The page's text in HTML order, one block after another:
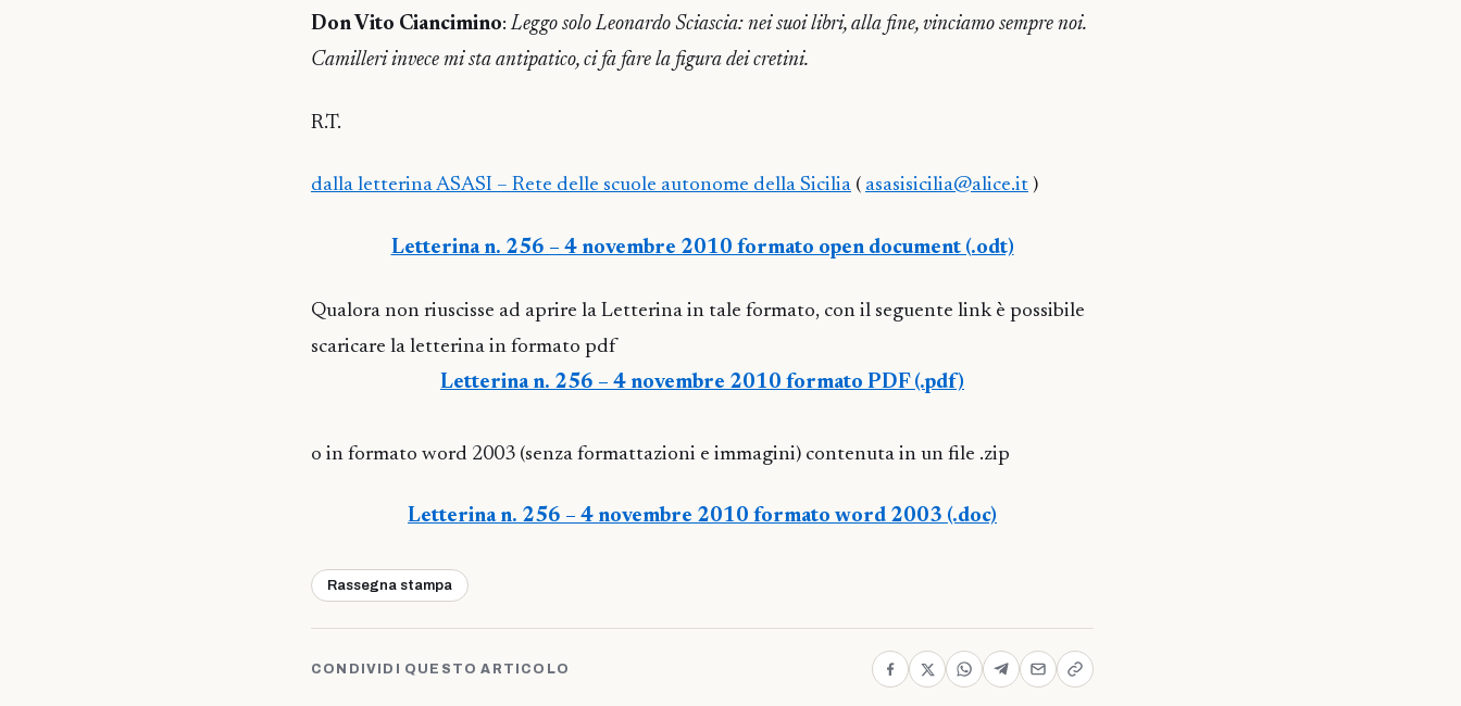
Don Vito Ciancimino:Leggo solo Leonardo Sciascia: nei suoi libri, alla fine, vinciamo sempre noi.
Camilleri invece mi sta antipatico, ci fa fare la figura dei cretini.
R.T.
dalla letterina ASASI – Rete delle scuole autonome della Sicilia ( asasisicilia@alice.it )
Letterina n. 256 – 4 novembre 2010 formato open document (.odt)
Qualora non riuscisse ad aprire la Letterina in tale formato, con il seguente link è possibile
scaricare la letterina in formato pdf
Letterina n. 256 – 4 novembre 2010 formato PDF (.pdf)
o in formato word 2003 (senza formattazioni e immagini) contenuta in un file .zip
Letterina n. 256 – 4 novembre 2010 formato word 2003 (.doc)
Rassegna stampa
CONDIVIDI QUESTO ARTICOLO